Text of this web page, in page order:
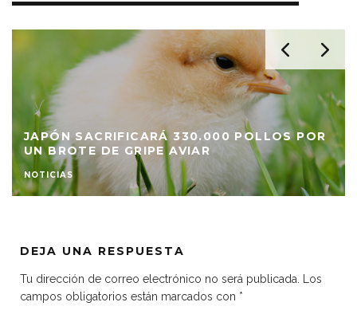
JAPÓN SACRIFICARÁ 330.000 POLLOS POR
UN BROTE DE GRIPE AVIAR
NOTICIAS
DEJA UNA RESPUESTA
Tu dirección de correo electrónico no será publicada.
Los
campos obligatorios están marcados con *